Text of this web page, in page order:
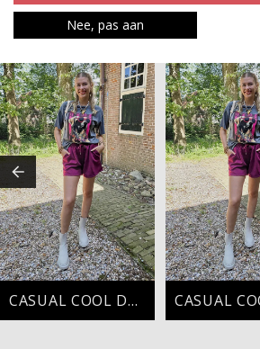
MAAK JE LOOK
CASUAL COOL DAYS
Nee, pas aan